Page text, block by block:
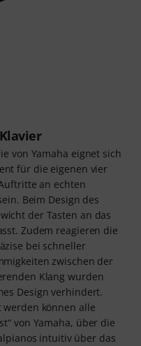
von Yamaha eignet sich
für die eigenen vier
an echten
Beim Design des
der Tasten an das
Zudem reagieren die
bei schneller
zwischen der
Klang wurden
Design verhindert.
können alle
von Yamaha, über die
intuitiv über das